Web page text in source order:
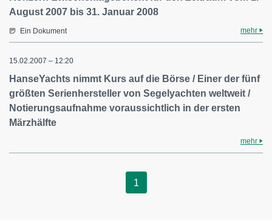
August 2007 bis 31. Januar 2008
Ein Dokument mehr
15.02.2007 – 12:20
HanseYachts nimmt Kurs auf die Börse / Einer der fünf
größten Serienhersteller von Segelyachten weltweit /
Notierungsaufnahme voraussichtlich in der ersten
Märzhälfte
mehr
1